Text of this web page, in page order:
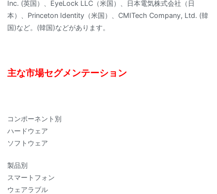
Inc. (英国）、EyeLock LLC（米国）、日本電気株式会社（日
本）、Princeton Identity（米国）、CMITech Company, Ltd. (韓
国)など。(韓国)などがあります。
主な市場セグメンテーション
コンポーネント別
ハードウェア
ソフトウェア
製品別
スマートフォン
ウェアラブル